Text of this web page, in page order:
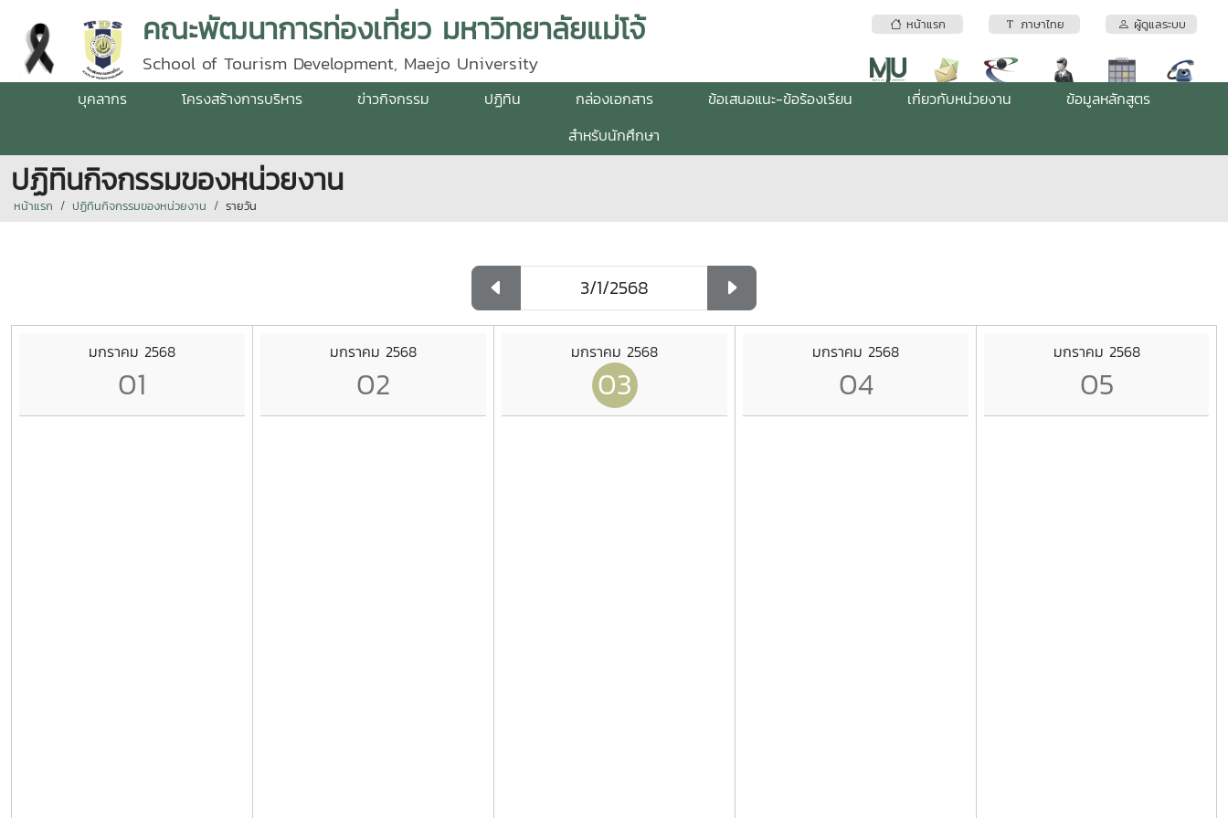
หน้าแรก ภาษาไทย ผู้ดูแลระบบ
คณะพัฒนาการท่องเที่ยว มหาวิทยาลัยแม่โจ้
School of Tourism Development, Maejo University
บุคลากร โครงสร้างการบริหาร ข่าวกิจกรรม ปฏิทิน กล่องเอกสาร ข้อเสนอแนะ-ข้อร้องเรียน เกี่ยวกับหน่วยงาน
ข้อมูลหลักสูตร
สำหรับนักศึกษา
ปฏิทินกิจกรรมของหน่วยงาน
หน้าแรก ปฏิทินกิจกรรมของหน่วยงาน รายวัน
มกราคม 2568
01
มกราคม 2568
02
มกราคม 2568
03
มกราคม 2568
04
มกราคม 2568
05